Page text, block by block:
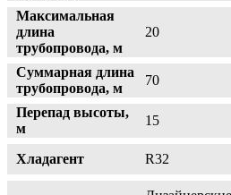
Максимальная
длина
трубопровода, м
20
Суммарная длина
трубопровода, м
70
Перепад высоты,
м
15
Хладагент R32